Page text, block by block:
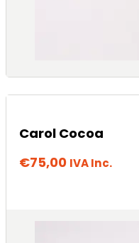
Carol Cocoa
€75,00 IVA Inc.